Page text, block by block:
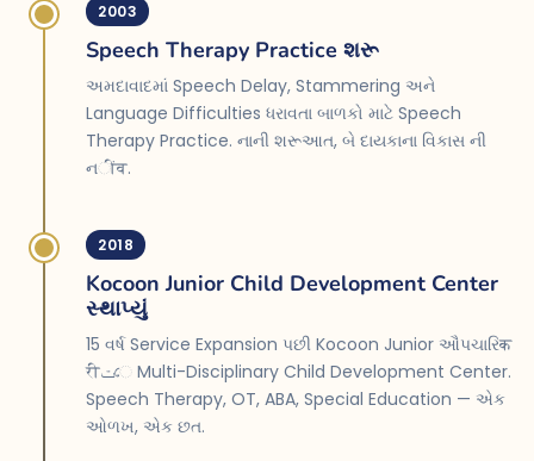
2003
Speech Therapy Practice શરૂ
અમદાવાદમાં Speech Delay, Stammering અને
Language Difficulties ધરાવતા બાળકો માટે Speech
Therapy Practice. નાની શરૂઆત, બે દાયકાના વિકાસ ની
નींव.
2018
Kocoon Junior Child Development Center
સ્થાપ્યું
15 વર્ષ Service Expansion પછી Kocoon Junior ઔપચારિक
रीتে Multi-Disciplinary Child Development Center.
Speech Therapy, OT, ABA, Special Education — એક
ઓળખ, એક છત.